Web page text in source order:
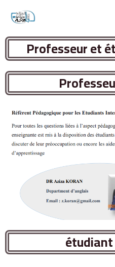
Professeur et